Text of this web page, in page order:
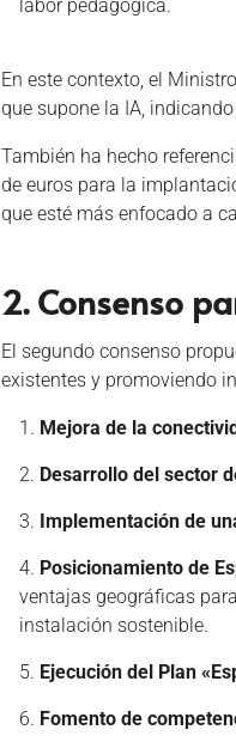
labor pedagógica.
En este contexto, el
que supone la IA,
También ha hecho
de euros para la
que esté más enfocado a
2. Consenso
El segundo consenso
existentes y promoviendo
Mejora de la
Desarrollo del sector
Implementación de
Posicionamiento de
ventajas geográficas
instalación sostenible.
Ejecución del Plan
Fomento de